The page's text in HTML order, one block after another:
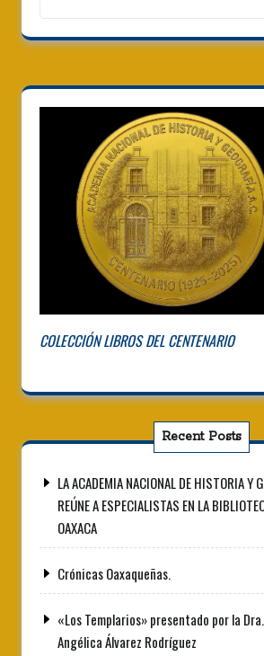
COLECCIÓN LIBROS DEL CENTENARIO
Recent Posts
LA ACADEMIA NACIONAL DE HISTORIA Y
REÚNE A ESPECIALISTAS EN LA
OAXACA
Crónicas Oaxaqueñas.
«Los Templarios» presentado por la
Angélica Álvarez Rodríguez